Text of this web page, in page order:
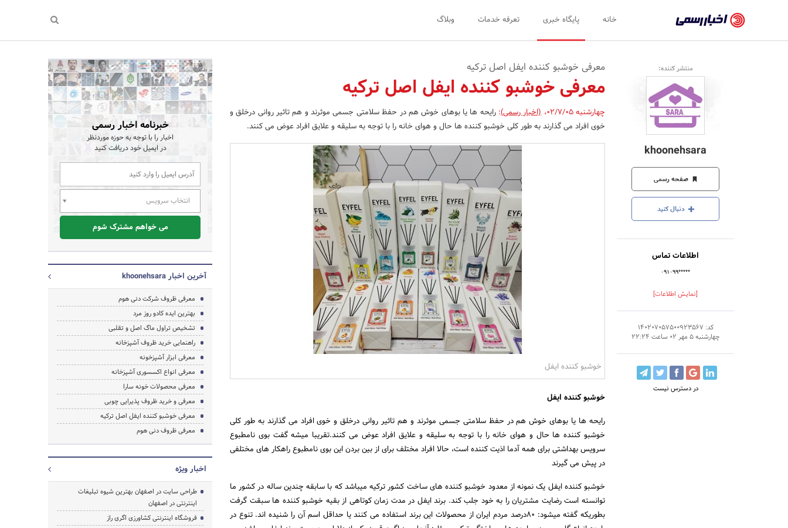
رسمی
-
اخبار
تایید
شده
شرکت‌ها،
سازمان‌ها
و
روابط
عمومی‌ها
خانه پایگاه خبری تعرفه خدمات وبلاگ
منتشر کننده:
khoonehsara
صفحه رسمی
دنبال کنید
اطلاعات تماس
۰۹۱۰۹۹*****
[نمایش اطلاعات]
کد: 140207057500923567
چهارشنبه 5 مهر 02 ساعت 22:24
در دسترس نیست
معرفی خوشبو کننده ایفل اصل ترکیه
معرفی خوشبو کننده ایفل اصل ترکیه
چهارشنبه 02/7/05 ،(اخبار رسمی):رایحه ها یا بوهای خوش هم در حفظ سلامتی جسمی موثرند و هم تاثیر روانی درخلق و
خوی افراد می گذارند به طور کلی خوشبو کننده ها حال و هوای خانه را با توجه به سلیقه و علایق افراد عوض می کنند.
خوشبو کننده ایفل
خوشبو کننده ایفل
رایحه ها یا بوهای خوش هم در حفظ سلامتی جسمی موثرند و هم تاثیر روانی درخلق و خوی افراد می گذارند به طور کلی
خوشبو کننده ها حال و هوای خانه را با توجه به سلیقه و علایق افراد عوض می کنند.تقریبا میشه گفت بوی نامطبوع
سرویس بهداشتی برای همه آدما اذیت کننده است، حالا افراد مختلف برای از بین بردن این بوی نامطبوع راهکار های مختلفی
در پیش می گیرند
خوشبو کننده ایفل یک نمونه از معدود خوشبو کننده های ساخت کشور ترکیه میباشد که با سابقه چندین ساله در کشور ما
توانسته است رضایت مشتریان را به خود جلب کند. برند ایفل در مدت زمان کوتاهی از بقیه خوشبو کننده ها سبقت گرفت
بطوریکه گفته میشود: 80درصد مردم ایران از محصولات این برند استفاده می کنند یا حداقل اسم آن را شنیده اند. تنوع در
خبرنامه اخبار رسمی
اخبار را با توجه به حوزه موردنظر
در ایمیل خود دریافت کنید
انتخاب سرویس
می خواهم مشترک شوم
آخرین اخبار khoonehsara
معرفی ظروف شرکت دنی هوم
بهترین ایده کادو روز مرد
تشخیص تراول ماگ اصل و تقلبی
راهنمایی خرید ظروف آشپزخانه
معرفی ابزار آشپزخونه
معرفی انواع اکسسوری آشپزخانه
معرفی محصولات خونه سارا
معرفی و خرید ظروف پذیرایی چوبی
معرفی خوشبو کننده ایفل اصل ترکیه
معرفی ظروف دنی هوم
اخبار ویژه
طراحی سایت در اصفهان بهترین شیوه تبلیغات
اینترنتی در اصفهان
فروشگاه اینترنتی کشاورزی اگری راز